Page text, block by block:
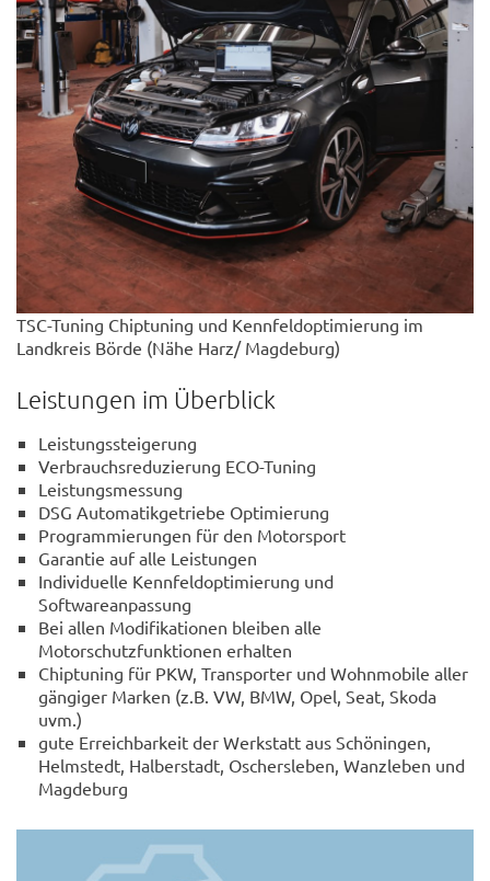
TSC-Tuning Chiptuning und Kennfeldoptimierung im
Landkreis Börde (Nähe Harz/ Magdeburg)
Leistungen im Überblick
Leistungssteigerung
Verbrauchsreduzierung ECO-Tuning
Leistungsmessung
DSG Automatikgetriebe Optimierung
Programmierungen für den Motorsport
Garantie auf alle Leistungen
Individuelle Kennfeldoptimierung und
Softwareanpassung
Bei allen Modifikationen bleiben alle
Motorschutzfunktionen erhalten
Chiptuning für PKW, Transporter und Wohnmobile aller
gängiger Marken (z.B. VW, BMW, Opel, Seat, Skoda
uvm.)
gute Erreichbarkeit der Werkstatt aus Schöningen,
Helmstedt, Halberstadt, Oschersleben, Wanzleben und
Magdeburg